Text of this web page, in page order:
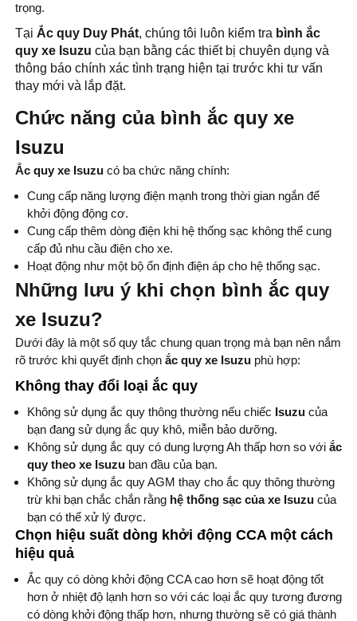
trọng.
Tại Ắc quy Duy Phát, chúng tôi luôn kiểm tra bình ắc
quy xe Isuzu của bạn bằng các thiết bị chuyên dụng và
thông báo chính xác tình trạng hiện tại trước khi tư vấn
thay mới và lắp đặt.
Chức năng của bình ắc quy xe
Isuzu
Ắc quy xe Isuzu có ba chức năng chính:
Cung cấp năng lượng điện mạnh trong thời gian ngắn để
khởi động động cơ.
Cung cấp thêm dòng điện khi hệ thống sạc không thể cung
cấp đủ nhu cầu điện cho xe.
Hoạt động như một bộ ổn định điện áp cho hệ thống sạc.
Những lưu ý khi chọn bình ắc quy
xe Isuzu?
Dưới đây là một số quy tắc chung quan trọng mà bạn nên nắm
rõ trước khi quyết định chọn ắc quy xe Isuzu phù hợp:
Không thay đổi loại ắc quy
Không sử dụng ắc quy thông thường nếu chiếc Isuzu của
bạn đang sử dụng ắc quy khô, miễn bảo dưỡng.
Không sử dụng ắc quy có dung lượng Ah thấp hơn so với ắc
quy theo xe Isuzu ban đầu của bạn.
Không sử dụng ắc quy AGM thay cho ắc quy thông thường
trừ khi bạn chắc chắn rằng hệ thống sạc của xe Isuzu của
bạn có thể xử lý được.
Chọn hiệu suất dòng khởi động CCA một cách
hiệu quả
Ắc quy có dòng khởi động CCA cao hơn sẽ hoạt động tốt
hơn ở nhiệt độ lạnh hơn so với các loại ắc quy tương đương
có dòng khởi động thấp hơn, nhưng thường sẽ có giá thành